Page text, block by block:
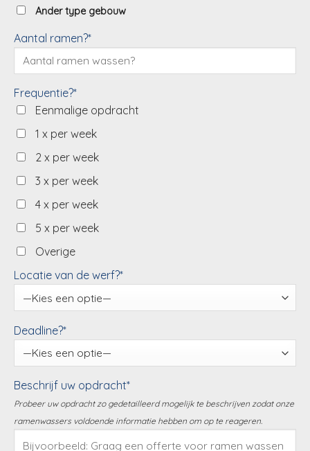
Ander type gebouw
Aantal ramen?*
Frequentie?*
Eenmalige opdracht
1 x per week
2 x per week
3 x per week
4 x per week
5 x per week
Overige
Locatie van de werf?*
Deadline?*
Beschrijf uw opdracht*
Probeer uw opdracht zo gedetailleerd mogelijk te beschrijven zodat onze
ramenwassers voldoende informatie hebben om op te reageren.